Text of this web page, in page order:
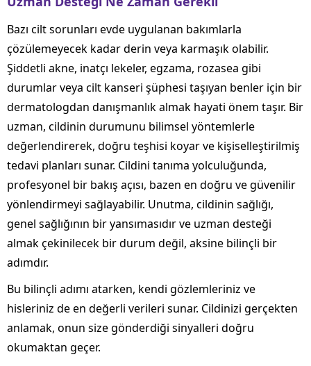
Bazı cilt sorunları evde uygulanan bakımlarla
çözülemeyecek kadar derin veya karmaşık olabilir.
Şiddetli akne, inatçı lekeler, egzama, rozasea gibi
durumlar veya cilt kanseri şüphesi taşıyan benler için bir
dermatologdan danışmanlık almak hayati önem taşır. Bir
uzman, cildinin durumunu bilimsel yöntemlerle
değerlendirerek, doğru teşhisi koyar ve kişiselleştirilmiş
tedavi planları sunar. Cildini tanıma yolculuğunda,
profesyonel bir bakış açısı, bazen en doğru ve güvenilir
yönlendirmeyi sağlayabilir. Unutma, cildinin sağlığı,
genel sağlığının bir yansımasıdır ve uzman desteği
almak çekinilecek bir durum değil, aksine bilinçli bir
adımdır.
Bu bilinçli adımı atarken, kendi gözlemleriniz ve
hisleriniz de en değerli verileri sunar. Cildinizi gerçekten
anlamak, onun size gönderdiği sinyalleri doğru
okumaktan geçer.